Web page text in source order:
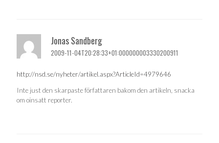
Jonas Sandberg
2009-11-04T20:28:33+01:000000003330200911
http://nsd.se/nyheter/artikel.aspx?ArticleId=4979646
Inte just den skarpaste författaren bakom den artikeln, snacka
om oinsatt reporter.